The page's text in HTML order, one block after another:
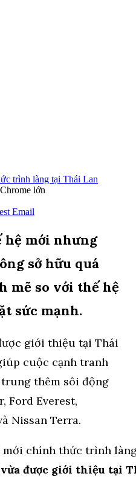
lớn
Email
hệ mới nhưng
sở hữu quá
mẽ so với thế hệ
sức mạnh.
giới thiệu tại Thái
cuộc cạnh tranh
thêm sôi động
Ford Everest,
Nissan Terra.
được giới thiệu tại